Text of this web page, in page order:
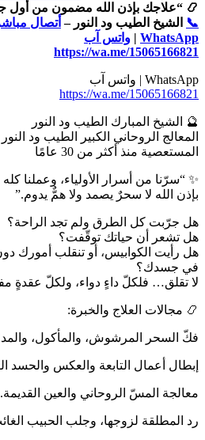
📿 “علاجك بإذن الله مضمون من أول
📞
الشيخ الطيب ود النور – أتصال
WhatsApp
| واتس آب
https://wa.me/15065166821
WhatsApp | واتس آب
https://wa.me/15065166821
🔮 الشيخ المبارك الطيب ود النور
المعالج الروحاني الكبير الطيب ود
المستعصية منذ أكثر من 30 عامًا
✨ “سرّنا من أسرار الأولياء، وعملنا كله
بإذن الله لا سحرٌ يصمد ولا همٌّ يدوم.”
هل جرّبت كل الطرق ولم تجد الراحة؟
هل تشعر أن حياتك توقّفت؟
هل رأيت الكوابيس، أو تنقلب أمورك
في جسدك؟
لا تقلق… فلكلّ داءٍ دواء، ولكلّ عقدةٍ
📿 مجالات العلاج والخبرة:
فكّ السحر المرشوش، والمأكول،
إبطال أعمال التابعة والعكس والحسد
معالجة المسّ الروحاني والعين القديمة.
رد المطلقة لزوجها، وجلب الحبيب